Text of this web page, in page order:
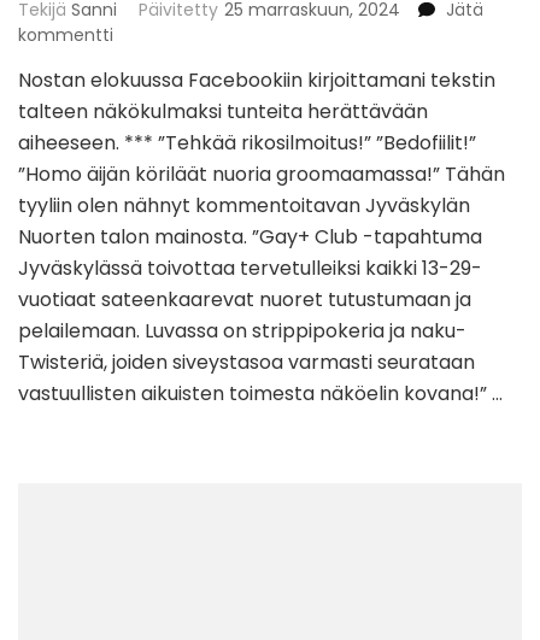
Tekijä Sanni Päivitetty 25 marraskuun, 2024
Jätä
kommentti
CLUB
Nostan elokuussa Facebookiin kirjoittamani tekstin
talteen näkökulmaksi tunteita herättävään
aiheeseen. *** ”Tehkää rikosilmoitus!” ”Bedofiilit!”
”Homo äijän köriläät nuoria groomaamassa!” Tähän
tyyliin olen nähnyt kommentoitavan Jyväskylän
Nuorten talon mainosta. ”Gay+ Club -tapahtuma
Jyväskylässä toivottaa tervetulleiksi kaikki 13-29-
vuotiaat sateenkaarevat nuoret tutustumaan ja
pelailemaan. Luvassa on strippipokeria ja naku-
Twisteriä, joiden siveystasoa varmasti seurataan
vastuullisten aikuisten toimesta näköelin kovana!” …